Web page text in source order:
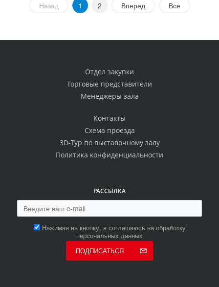
Назад 1 2 Вперед Все
Отдел закупки
Торговые представители
Менеджеры зала
Контакты
Схема проезда
3D-Тур по выставочному залу
Политика конфиденциальности
РАССЫЛКА
Нажимая на кнопку, я соглашаюсь на обработку
персональных данных
ПОДПИСАТЬСЯ